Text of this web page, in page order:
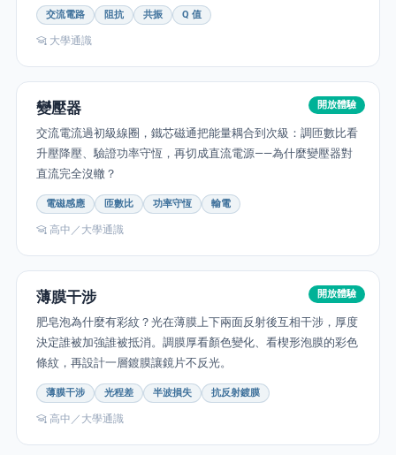
交流電路 阻抗 共振 Q 值
大學通識
開放體驗
變壓器
交流電流過初級線圈，鐵芯磁通把能量耦合到次級：調匝數比看
升壓降壓、驗證功率守恆，再切成直流電源——為什麼變壓器對
直流完全沒轍？
電磁感應 匝數比 功率守恆 輸電
高中／大學通識
開放體驗
薄膜干涉
肥皂泡為什麼有彩紋？光在薄膜上下兩面反射後互相干涉，厚度
決定誰被加強誰被抵消。調膜厚看顏色變化、看楔形泡膜的彩色
條紋，再設計一層鍍膜讓鏡片不反光。
薄膜干涉 光程差 半波損失 抗反射鍍膜
高中／大學通識